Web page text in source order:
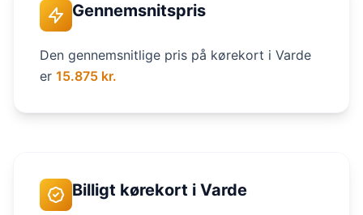
Gennemsnitspris
Den gennemsnitlige pris på kørekort i Varde
er 15.875 kr.
Billigt kørekort i Varde